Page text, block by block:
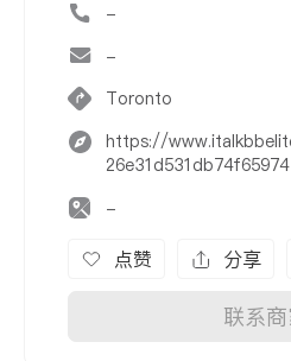
-
-
Toronto
https://
26e31d531db74f65974
-
点赞 分享
联系